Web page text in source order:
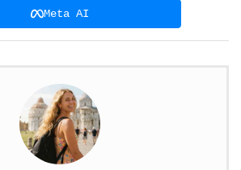
Meta AI